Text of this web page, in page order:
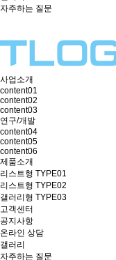
자주하는 질문
사업소개
content01
content02
content03
연구/개발
content04
content05
content06
제품소개
리스트형 TYPE01
리스트형 TYPE02
갤러리형 TYPE03
고객센터
공지사항
온라인 상담
갤러리
자주하는 질문